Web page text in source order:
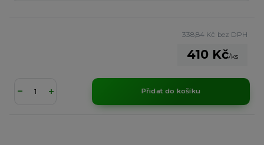
410 Kč/ks
338,84 Kč bez DPH
Přidat do košíku